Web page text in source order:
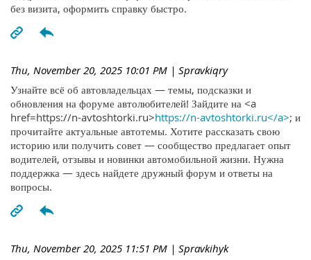
без визита, оформить справку быстро.
Thu, November 20, 2025 10:01 PM | Spravkiqry
Узнайте всё об автовладельцах — темы, подсказки и
обновления на форуме автолюбителей! Зайдите на <a
href=https://n-avtoshtorki.ru>https://n-avtoshtorki.ru</a>; и
прочитайте актуальные автотемы. Хотите рассказать свою
историю или получить совет — сообщество предлагает опыт
водителей, отзывы и новинки автомобильной жизни. Нужна
поддержка — здесь найдете дружный форум и ответы на
вопросы.
Thu, November 20, 2025 11:51 PM | Spravkihyk